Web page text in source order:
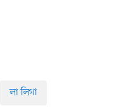
লা লিগা